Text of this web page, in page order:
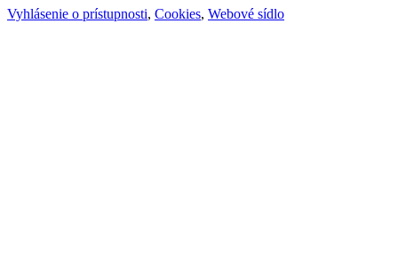
Vyhlásenie o prístupnosti, Cookies, Webové sídlo